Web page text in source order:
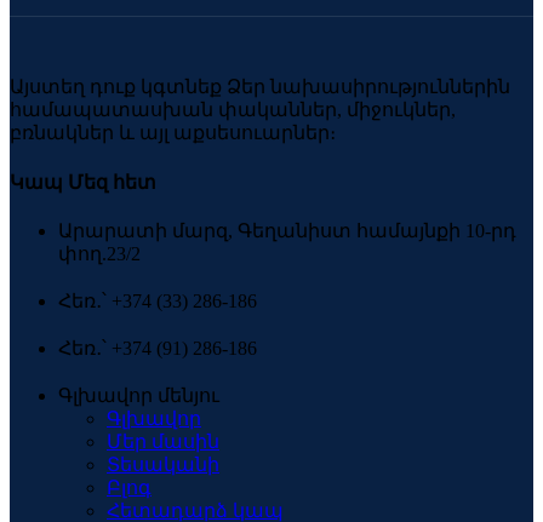
Այստեղ դուք կգտնեք Ձեր նախասիրություններին
համապատասխան փականներ, միջուկներ,
բռնակներ և այլ աքսեսուարներ։
Կապ Մեզ հետ
Արարատի մարզ, Գեղանիստ համայնքի 10-րդ
փող.23/2
Հեռ․՝ +374 (33) 286-186
Հեռ․՝ +374 (91) 286-186
Գլխավոր մենյու
Գլխավոր
Մեր մասին
Տեսականի
Բլոգ
Հետադարձ կապ